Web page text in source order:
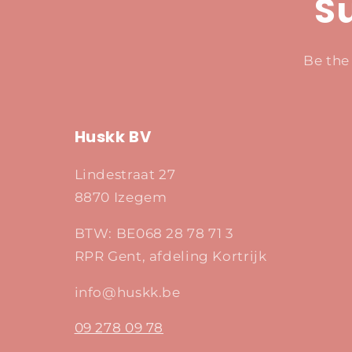
Be
Huskk BV
Lindestraat 27
8870 Izegem
BTW: BE068 28 78 71 3
RPR Gent, afdeling Kortrijk
info@huskk.be
09 278 09 78